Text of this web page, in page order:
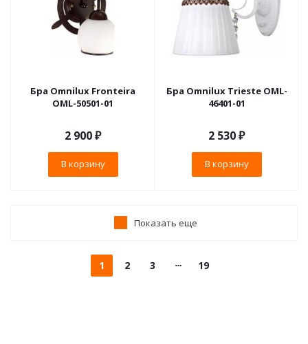
Бра Omnilux Fronteira
OML-50501-01
2 900₽
В корзину
Бра Omnilux Trieste OML-
46401-01
2 530₽
В корзину
Показать еще
1 2 3 19